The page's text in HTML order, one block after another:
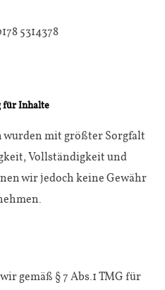
5314378
für Inhalte
wurden mit größter Sorgfalt
Vollständigkeit und
wir jedoch keine Gewähr
gemäß § 7 Abs.1 TMG für